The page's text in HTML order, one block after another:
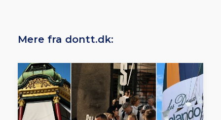
Mere fra dontt.dk: